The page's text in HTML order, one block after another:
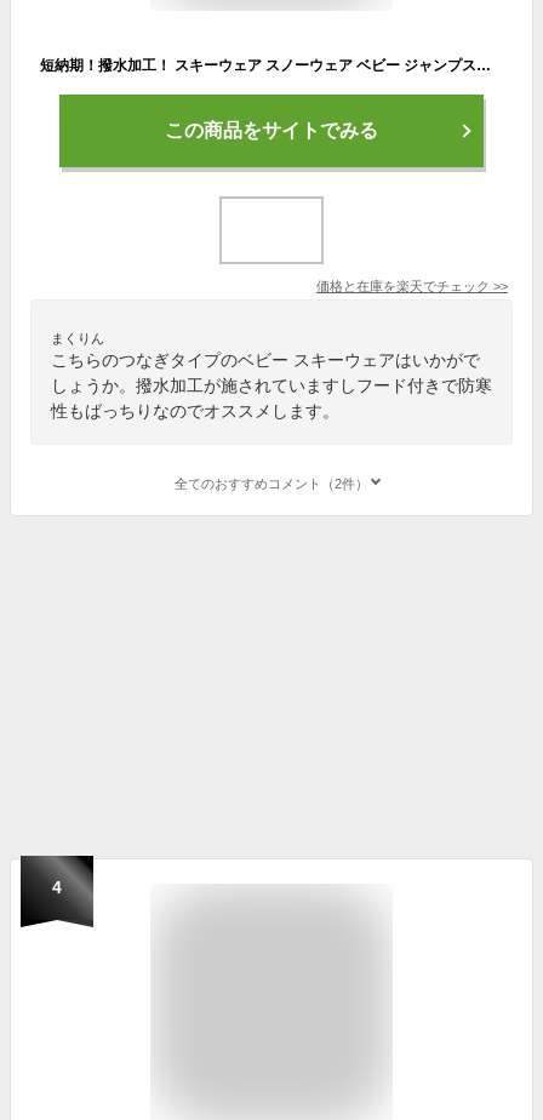
短納期！撥水加工！ スキーウェア スノーウェア ベビー ジャンプスーツ 裏ボア カーキ グリーン フード付き 雪遊び 80 90 100 110 120 cm 1歳 2歳 つなぎ 防寒 スキーウェア 防寒着 新生児 キッズ 赤ちゃん
この商品をサイトでみる
価格と在庫を楽天でチェック >>
まくりん
こちらのつなぎタイプのベビー スキーウェアはいかがで
しょうか。撥水加工が施されていますしフード付きで防寒
性もばっちりなのでオススメします。
全てのおすすめコメント（2件）
4